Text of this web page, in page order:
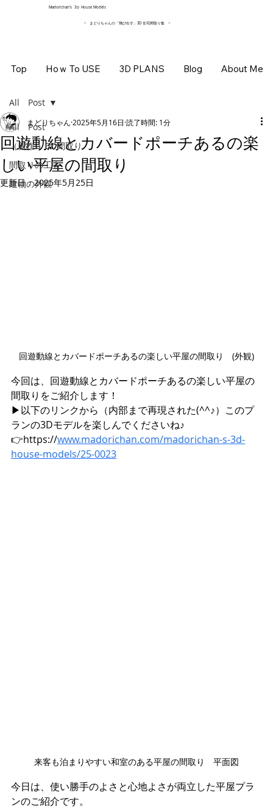
​Madorichan’s 3Ｄ House Models
Top Hoｗ To USE 3D PLANS Blog About Me
~ まどりちゃんの「飛び出す」3D 住宅間取り集 ~
All Post
（新作 ）3D間取り
間取りの工夫
建物の外観
All Post
回遊動線とカバードポーチあるの楽
しい平屋の間取り
まどりちゃん 2025年5月16日 読了時間: 1分
更新日：2025年5月25日
回遊動線とカバードポーチあるの楽しい平屋の間取り　(外観)
今回は、回遊動線とカバードポーチあるの楽しい平屋の
間取りをご紹介します！
▶︎以下のリンクから（内部まで再現された(^^♪）このプ
ランの3Dモデルを楽しんでくださいね♪
👉https://www.madorichan.com/madorichan-s-3d-
house-models/25-0023
来客も泊まりやすい和室のある平屋の間取り　平面図
今日は、使い勝手のよさと心地よさが両立した平屋プラ
ンのご紹介です。